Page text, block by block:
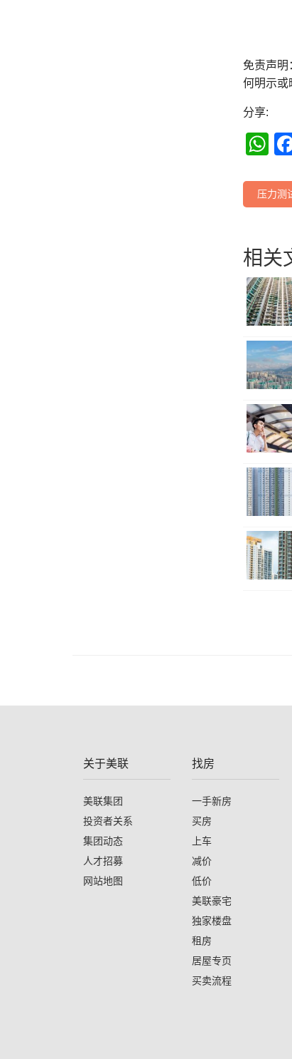
免责声明
何明示或
分享:
压力测
相关
关于美联
美联集团
投资者关系
集团动态
人才招募
网站地图
找房
一手新房
买房
上车
减价
低价
美联豪宅
独家楼盘
租房
居屋专页
买卖流程